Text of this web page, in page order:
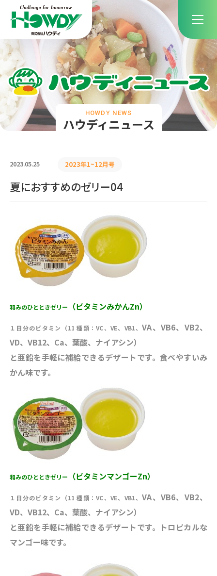
ハウディニュース
HOWDY NEWS
2023.05.25 2023年1~12月号
夏におすすめのゼリー04
和みのひとときゼリー （ビタミンみかんZn）
１日分のビタミン（11 種類：VC、VE、VB1、VA、VB6、VB2、
VD、VB12、Ca、葉酸、ナイアシン）
と亜鉛を手軽に補給できるデザートです。食べやすいみ
かん味です。
和みのひとときゼリー （ビタミンマンゴーZn）
１日分のビタミン（11 種類：VC、VE、VB1、VA、VB6、VB2、
VD、VB12、Ca、葉酸、ナイアシン）
と亜鉛を手軽に補給できるデザートです。トロピカルな
マンゴー味です。